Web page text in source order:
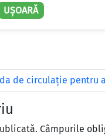
UȘOARĂ
de circulaţie pentru
Câmpurile